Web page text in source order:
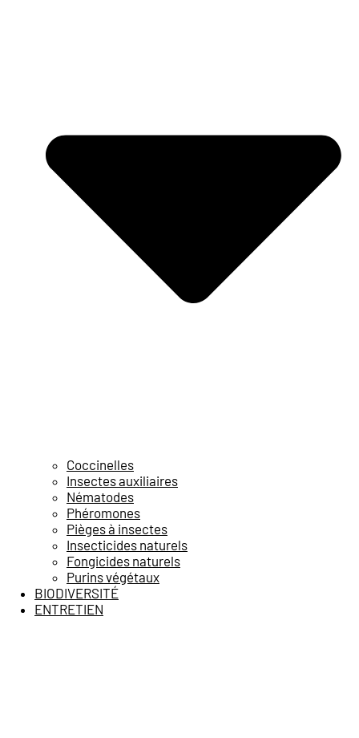
Coccinelles
Insectes auxiliaires
Nématodes
Phéromones
Pièges à insectes
Insecticides naturels
Fongicides naturels
Purins végétaux
BIODIVERSITÉ
ENTRETIEN